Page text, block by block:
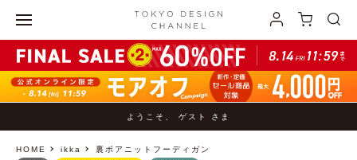
ようこそ、 ゲスト さま
HOME ikka 裏ボアニットフーディガン